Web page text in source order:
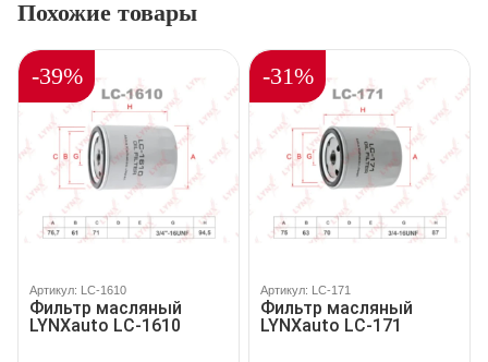
Похожие товары
-39%
Артикул: LC-1610
Фильтр масляный
LYNXauto LC-1610
-31%
Артикул: LC-171
Фильтр масляный
LYNXauto LC-171